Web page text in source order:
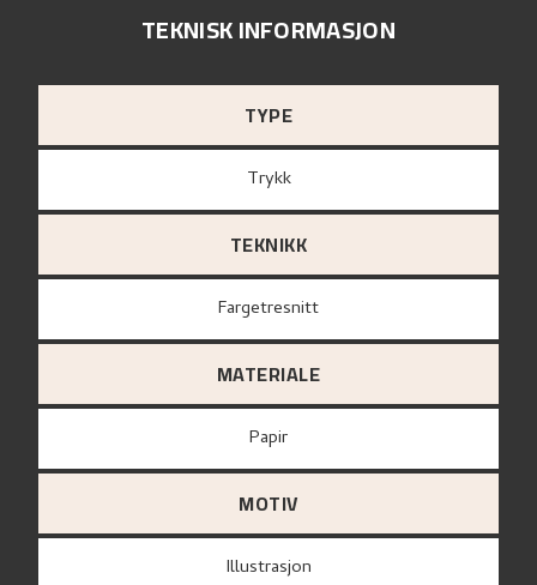
TEKNISK INFORMASJON
TYPE
Trykk
TEKNIKK
Fargetresnitt
MATERIALE
papir
MOTIV
Illustrasjon